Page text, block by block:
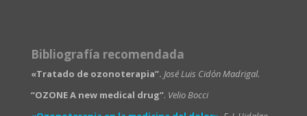
Bibliografía recomendada
«Tratado de ozonoterapia”. José Luis Cidón Madrigal.
“OZONE A new medical drug”. Velio Bocci